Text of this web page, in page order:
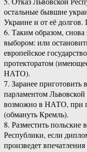
остальные бывшие
Украине и от её
6. Таким образом,
выбором: или
европейское
протекторатом
НАТО).
7. Заранее приготовить
парламентом
возможно в НАТО, при
(обмануть Кремль).
8. Разместить польские
Республики, если
произведет